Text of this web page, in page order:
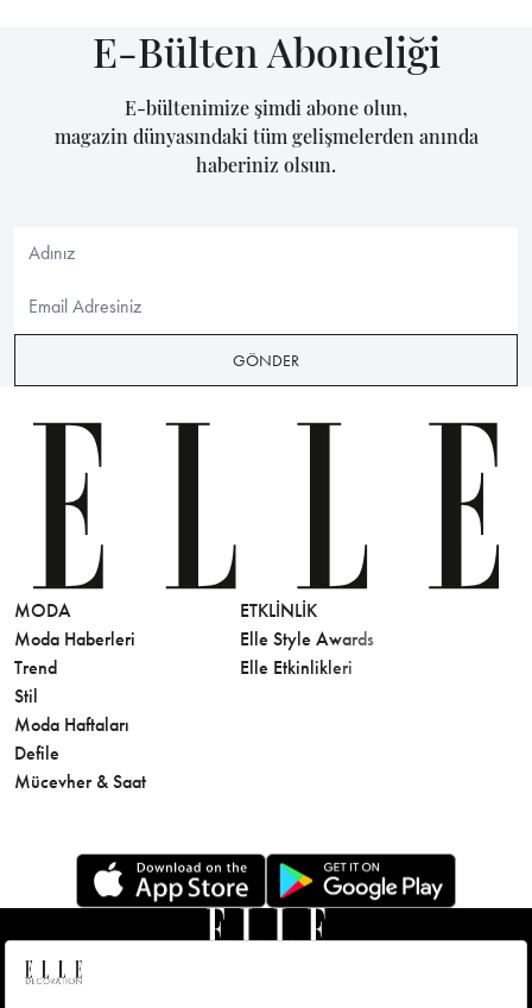
E-Bülten Aboneliği
E-bültenimize şimdi abone olun,
magazin dünyasındaki tüm gelişmelerden anında
haberiniz olsun.
GÖNDER
MODA
Moda Haberleri
Trend
Stil
Moda Haftaları
Defile
Mücevher & Saat
ETKLINLIK
Elle Style Awards
Elle Etkinlikleri